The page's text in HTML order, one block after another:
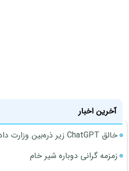
آخرین اخبار
خالق ChatGPT زیر ذره‌بین وزارت دادگستری آمریکا
زمزمه گرانی دوباره شیر خام